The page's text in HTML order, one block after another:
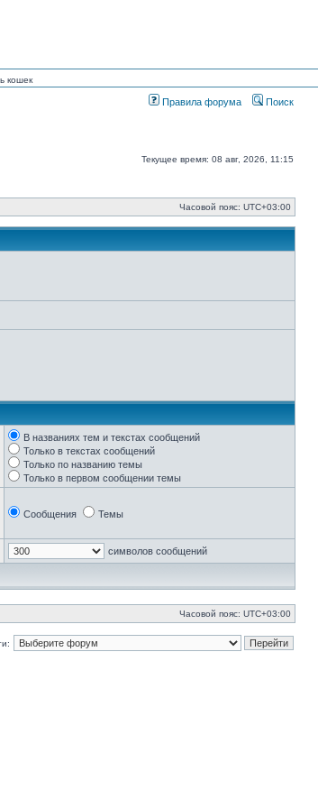
кошек
Правила форума Поиск
Текущее время: 08 авг, 2026, 11:15
Часовой пояс: UTC+03:00
В названиях тем и текстах сообщений
Только в текстах сообщений
Только по названию темы
Только в первом сообщении темы
Сообщения Темы
символов сообщений
Часовой пояс: UTC+03:00